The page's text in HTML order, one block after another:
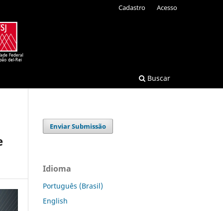
Buscar
Cadastro Acesso
Enviar Submissão
Idioma
Português (Brasil)
English